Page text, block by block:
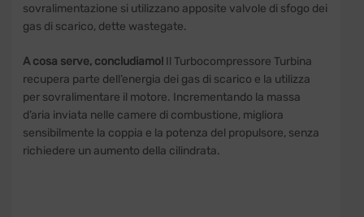
sovralimentazione si utilizzano apposite valvole di sfogo dei
gas di scarico, dette wastegate.
A cosa serve, concludiamo! Il Turbocompressore Turbina
recupera parte dell’energia dei gas di scarico e la utilizza
per sovralimentare il motore. Incrementando la massa
d’aria inviata nelle camere di combustione, migliora
sensibilmente la coppia e la potenza del propulsore, senza
richiedere un aumento della cilindrata.